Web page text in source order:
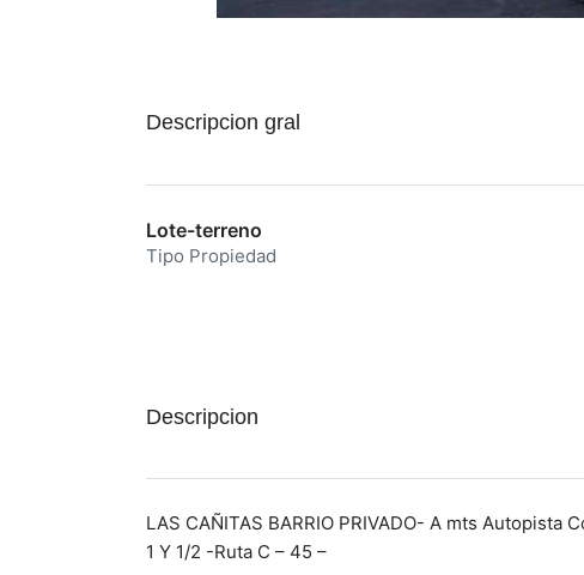
Descripcion gral
Lote-terreno
Tipo Propiedad
Descripcion
LAS CAÑITAS BARRIO PRIVADO- A mts Autopista
1 Y 1/2 -Ruta C – 45 –